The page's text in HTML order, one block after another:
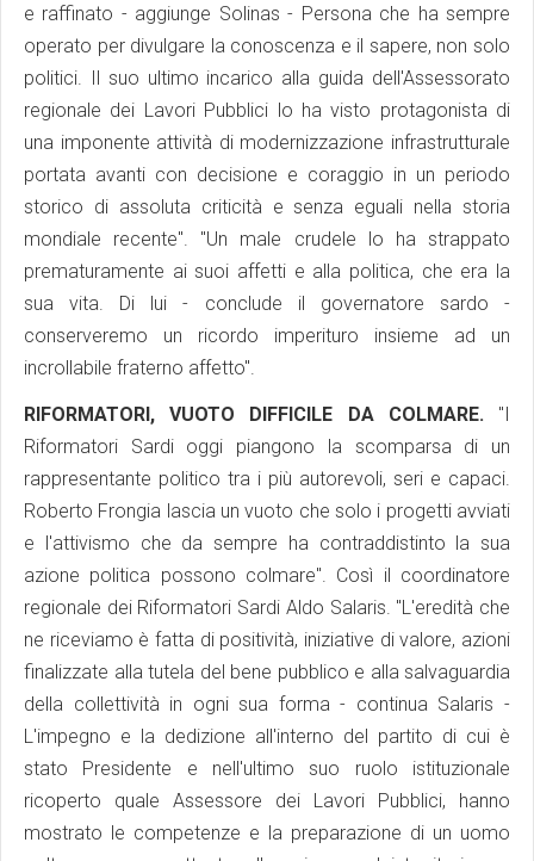
e raffinato - aggiunge Solinas - Persona che ha sempre
operato per divulgare la conoscenza e il sapere, non solo
politici. Il suo ultimo incarico alla guida dell'Assessorato
regionale dei Lavori Pubblici lo ha visto protagonista di
una imponente attività di modernizzazione infrastrutturale
portata avanti con decisione e coraggio in un periodo
storico di assoluta criticità e senza eguali nella storia
mondiale recente". "Un male crudele lo ha strappato
prematuramente ai suoi affetti e alla politica, che era la
sua vita. Di lui - conclude il governatore sardo -
conserveremo un ricordo imperituro insieme ad un
incrollabile fraterno affetto".
RIFORMATORI, VUOTO DIFFICILE DA COLMARE. "I
Riformatori Sardi oggi piangono la scomparsa di un
rappresentante politico tra i più autorevoli, seri e capaci.
Roberto Frongia lascia un vuoto che solo i progetti avviati
e l'attivismo che da sempre ha contraddistinto la sua
azione politica possono colmare". Così il coordinatore
regionale dei Riformatori Sardi Aldo Salaris. "L'eredità che
ne riceviamo è fatta di positività, iniziative di valore, azioni
finalizzate alla tutela del bene pubblico e alla salvaguardia
della collettività in ogni sua forma - continua Salaris -
L'impegno e la dedizione all'interno del partito di cui è
stato Presidente e nell'ultimo suo ruolo istituzionale
ricoperto quale Assessore dei Lavori Pubblici, hanno
mostrato le competenze e la preparazione di un uomo